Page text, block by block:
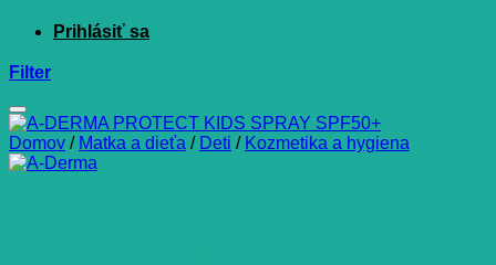
Filter
Domov / Matka a dieťa / Deti / Kozmetika a hygiena